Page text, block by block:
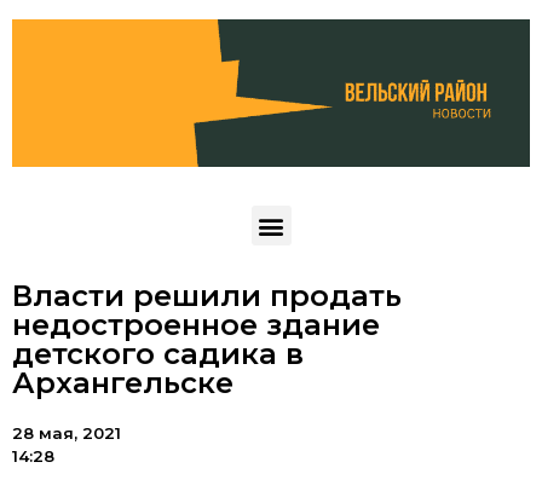
Власти решили продать
недостроенное здание
детского садика в
Архангельске
28 мая, 2021
14:28